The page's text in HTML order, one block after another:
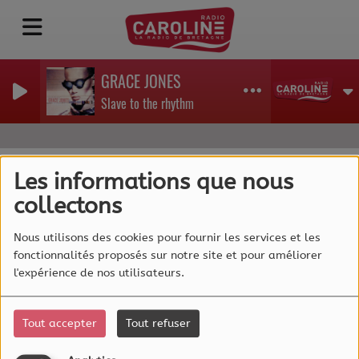
Les informations que nous
collectons
Nous utilisons des cookies pour fournir les services et les
fonctionnalités proposés sur notre site et pour améliorer
l'expérience de nos utilisateurs.
Tout accepter Tout refuser
GRACE JONES
Slave to the rhythm